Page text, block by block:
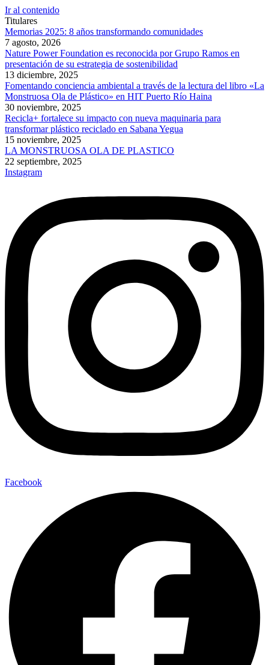
Ir al contenido
Titulares
Memorias 2025: 8 años transformando comunidades
7 agosto, 2026
Nature Power Foundation es reconocida por Grupo Ramos en
presentación de su estrategia de sostenibilidad
13 diciembre, 2025
Fomentando conciencia ambiental a través de la lectura del libro «La
Monstruosa Ola de Plástico» en HIT Puerto Río Haina
30 noviembre, 2025
Recicla+ fortalece su impacto con nueva maquinaria para
transformar plástico reciclado en Sabana Yegua
15 noviembre, 2025
LA MONSTRUOSA OLA DE PLASTICO
22 septiembre, 2025
Instagram
Facebook